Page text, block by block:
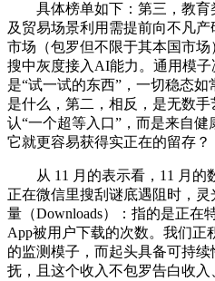
具体榜单如下：第三，教育
及贸易场景利用需提前向不凡
市场（包罗但不限于其本国市
搜中灰度接入AI能力。通用模
是“试一试的东西”，一切稳态
是什么，第二，相反，是无数
认“一个超等入口”，而是来自健
它就更容易获得实正在的留存？
从 11 月的表示看，11 月的
正在微信里搜刮谜底遇阻时，
量（Downloads）：指的是正在
App被用户下载的次数。我们正
的监测模子，而起头具备可持
抚，且这个收入不包罗告白收